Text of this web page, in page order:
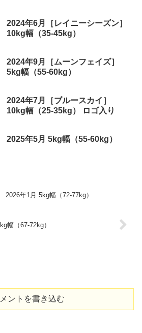
2024年6月［レイニーシーズン］
10kg幅（35-45kg）
2024年9月［ムーンフェイズ］
5kg幅（55-60kg）
2024年7月［ブルースカイ］
10kg幅（25-35kg） ロゴ入り
2025年5月 5kg幅（55-60kg）
2026年1月 5kg幅（72-77kg）
幅（67-72kg）
ントを書き込む